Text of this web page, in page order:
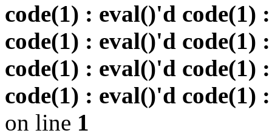
code(1) : eval()'d code(1)
code(1) : eval()'d code(1)
code(1) : eval()'d code(1)
code(1) : eval()'d code(1)
on line 1